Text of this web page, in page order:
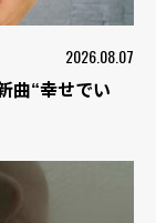
2026.08.07
曲“幸せでい